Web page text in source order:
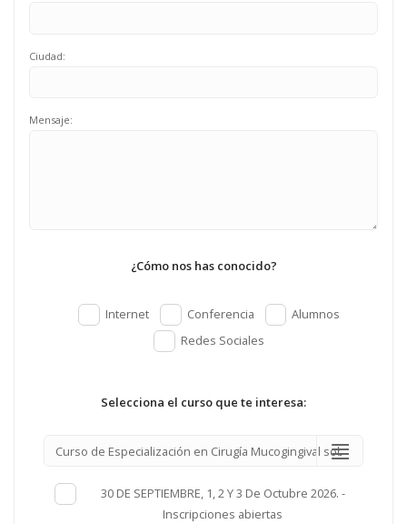
Ciudad:
Mensaje:
¿Cómo nos has conocido?
Internet Conferencia
Alumnos
Redes Sociales
Selecciona el curso que te interesa:
30 DE SEPTIEMBRE, 1, 2 Y 3 De Octubre 2026. -
Inscripciones abiertas